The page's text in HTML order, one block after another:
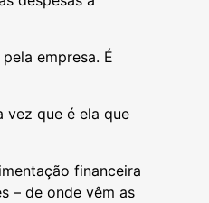
empresa. É
vez que é ela que
financeira
– de onde vêm as